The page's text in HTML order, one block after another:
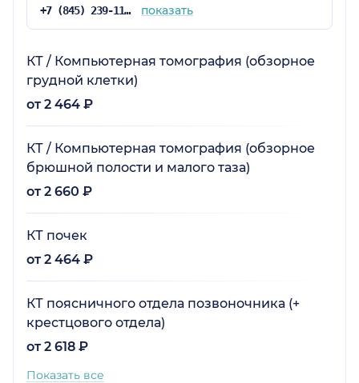
+7 (845) 239-11-16 показать
КТ / Компьютерная томография (обзорное
грудной клетки)
от 2 464 ₽
КТ / Компьютерная томография (обзорное
брюшной полости и малого таза)
от 2 660 ₽
КТ почек
от 2 464 ₽
КТ поясничного отдела позвоночника (+
крестцового отдела)
от 2 618 ₽
Показать все